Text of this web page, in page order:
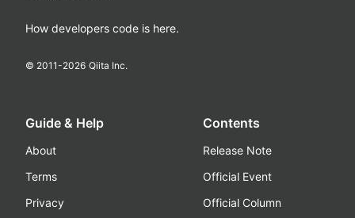
How developers code is here.
© 2011-2026 Qiita Inc.
Guide & Help
About
Terms
Privacy
Contents
Release Note
Official Event
Official Column